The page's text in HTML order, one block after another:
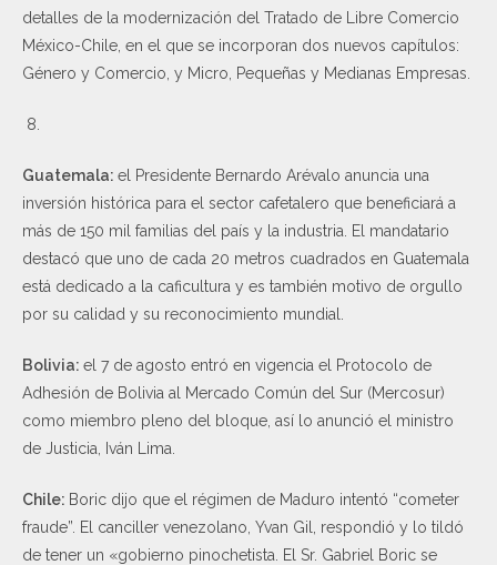
detalles de la modernización del Tratado de Libre Comercio
México-Chile, en el que se incorporan dos nuevos capítulos:
Género y Comercio, y Micro, Pequeñas y Medianas Empresas.
Guatemala: el Presidente Bernardo Arévalo anuncia una
inversión histórica para el sector cafetalero que beneficiará a
más de 150 mil familias del país y la industria. El mandatario
destacó que uno de cada 20 metros cuadrados en Guatemala
está dedicado a la caficultura y es también motivo de orgullo
por su calidad y su reconocimiento mundial.
Bolivia: el 7 de agosto entró en vigencia el Protocolo de
Adhesión de Bolivia al Mercado Común del Sur (Mercosur)
como miembro pleno del bloque, así lo anunció el ministro
de Justicia, Iván Lima.
Chile: Boric dijo que el régimen de Maduro intentó “cometer
fraude”. El canciller venezolano, Yvan Gil, respondió y lo tildó
de tener un «gobierno pinochetista. El Sr. Gabriel Boric se